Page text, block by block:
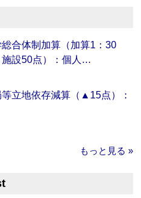
総合体制加算（加算1：30
施設50点）：個人…
等立地依存減算（▲15点）：
もっと見る »